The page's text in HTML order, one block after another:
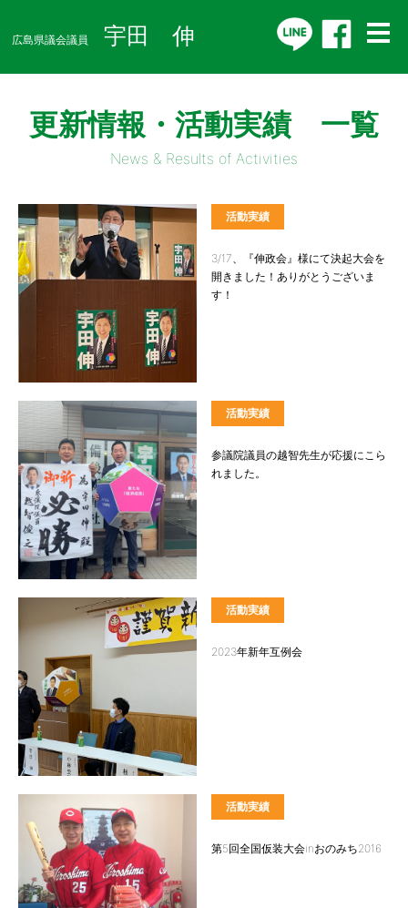
広島県議会議員 宇田 伸
更新情報・活動実績 一覧
News & Results of Activities
活動実績
3/17、『伸政会』様にて決起大会を
開きました！ありがとうございま
す！
活動実績
参議院議員の越智先生が応援にこら
れました。
活動実績
2023年新年互例会
活動実績
第5回全国仮装大会inおのみち2016